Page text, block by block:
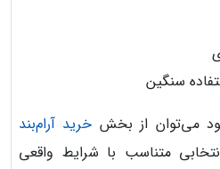
سنگین
می‌توان از بخش خرید آرام‌بند
متناسب با شرایط واقعی